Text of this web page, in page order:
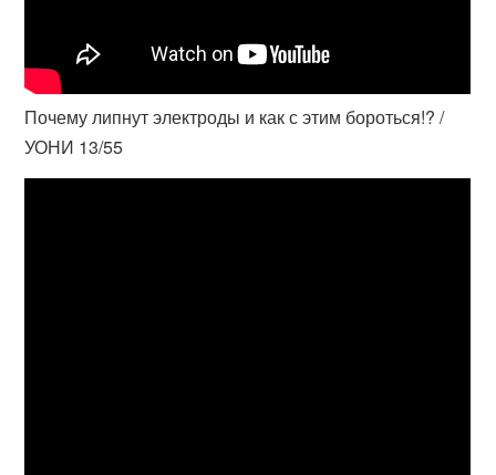
Почему липнут электроды и как с этим бороться!? /
УОНИ 13/55